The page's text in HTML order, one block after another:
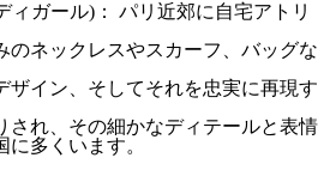
ィガール)： パリ近郊に自宅アトリ
のネックレスやスカーフ、バッグな
ザイン、そしてそれを忠実に再現す
され、その細かなディテールと表情
多くいます。